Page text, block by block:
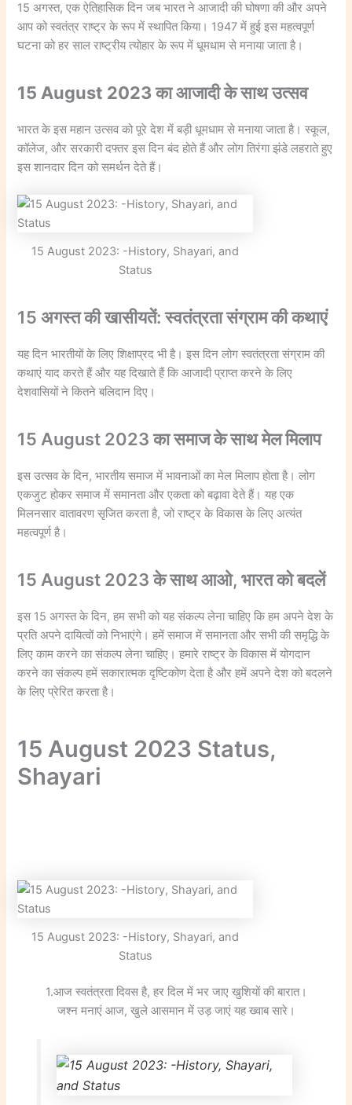
15 अगस्त, एक ऐतिहासिक दिन जब भारत ने आजादी की घोषणा की और अपने
आप को स्वतंत्र राष्ट्र के रूप में स्थापित किया। 1947 में हुई इस महत्वपूर्ण
घटना को हर साल राष्ट्रीय त्योहार के रूप में धूमधाम से मनाया जाता है।
15 August 2023 का आजादी के साथ उत्सव
भारत के इस महान उत्सव को पूरे देश में बड़ी धूमधाम से मनाया जाता है। स्कूल,
कॉलेज, और सरकारी दफ्तर इस दिन बंद होते हैं और लोग तिरंगा झंडे लहराते हुए
इस शानदार दिन को समर्थन देते हैं।
15 August 2023: -History, Shayari, and
Status
15 अगस्त की खासीयतें: स्वतंत्रता संग्राम की कथाएं
यह दिन भारतीयों के लिए शिक्षाप्रद भी है। इस दिन लोग स्वतंत्रता संग्राम की
कथाएं याद करते हैं और यह दिखाते हैं कि आजादी प्राप्त करने के लिए
देशवासियों ने कितने बलिदान दिए।
15 August 2023 का समाज के साथ मेल मिलाप
इस उत्सव के दिन, भारतीय समाज में भावनाओं का मेल मिलाप होता है। लोग
एकजुट होकर समाज में समानता और एकता को बढ़ावा देते हैं। यह एक
मिलनसार वातावरण सृजित करता है, जो राष्ट्र के विकास के लिए अत्यंत
महत्वपूर्ण है।
15 August 2023 के साथ आओ, भारत को बदलें
इस 15 अगस्त के दिन, हम सभी को यह संकल्प लेना चाहिए कि हम अपने देश के
प्रति अपने दायित्वों को निभाएंगे। हमें समाज में समानता और सभी की समृद्धि के
लिए काम करने का संकल्प लेना चाहिए। हमारे राष्ट्र के विकास में योगदान
करने का संकल्प हमें सकारात्मक दृष्टिकोण देता है और हमें अपने देश को बदलने
के लिए प्रेरित करता है।
15 August 2023 Status,
Shayari
15 August 2023: -History, Shayari, and
Status
1.आज स्वतंत्रता दिवस है, हर दिल में भर जाए खुशियों की बारात।
जश्न मनाएं आज, खुले आसमान में उड़ जाएं यह ख्वाब सारे।